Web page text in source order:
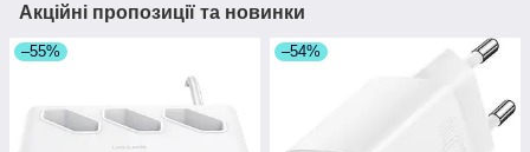
Акційні пропозиції та новинки
–55% –54%